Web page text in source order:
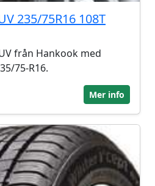
235/75R16 108T
från Hankook med
75-R16.
Mer info